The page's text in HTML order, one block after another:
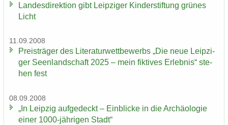
Lan­des­di­rek­ti­on gibt Leip­zi­ger Kin­der­stif­tung grü­nes
Licht
11.09.2008
Preis­trä­ger des Li­te­ra­tur­wett­be­werbs „Die neue Leip­zi­
ger Se­en­land­schaft 2025 – mein fik­ti­ves Er­leb­nis“ ste­
hen fest
08.09.2008
„In Leip­zig auf­ge­deckt – Ein­bli­cke in die Ar­chäo­lo­gie
einer 1000-​jährigen Stadt“